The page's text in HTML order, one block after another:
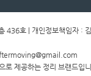
436호 | 개인정보책임자 :
로 제공하는 정리 브랜드입